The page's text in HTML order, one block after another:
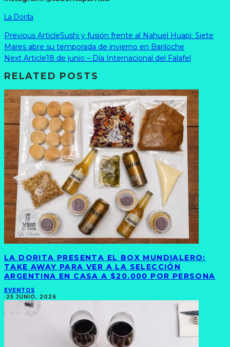
La Dorita
Previous ArticleSushi y fusión frente al Nahuel Huapi: Siete
Mares abre su temporada de invierno en Bariloche
Next Article18 de junio – Día Internacional del Falafel
RELATED POSTS
LA DORITA PRESENTA EL BOX MUNDIALERO:
TAKE AWAY PARA VER A LA SELECCIÓN
ARGENTINA EN CASA A $20.000 POR PERSONA
EVENTOS
·25 JUNIO, 2026